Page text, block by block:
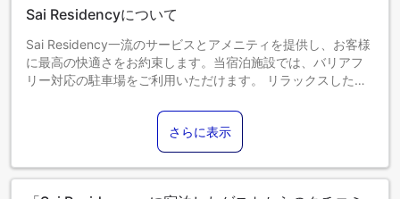
Sai Residencyについて
Sai Residency一流のサービスとアメニティを提供し、お客様
に最高の快適さをお約束します。当宿泊施設では、バリアフ
リー対応の駐車場をご利用いただけます。 リラックスしたい
で過ごす時間を最大限にお楽しみいただけます。 当宿泊施設
は完全禁煙で、風通しの良い環境を提供しております。 居心
地の良さを追求した各客室は、快適さを保ちながら、静かな
眠りをお約束する様々な機能を備えています。 エアコンやリ
さらに表示